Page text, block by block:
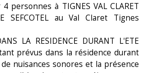
personnes à TIGNES VAL CLARET
SEFCOTEL au Val Claret Tignes
LA RESIDENCE DURANT L'ETE
prévus dans la résidence durant
nuisances sonores et la présence